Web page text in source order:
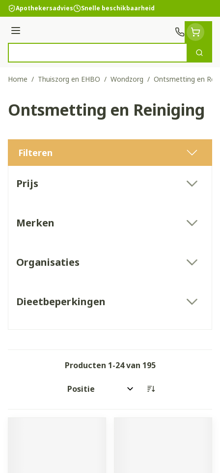
Ga naar de inhoud
Apothekersadvies Snelle beschikbaarheid
Menu
Zoek
Home / Thuiszorg en EHBO / Wondzorg / Ontsmetting en
Ontsmetting en Reiniging
Filteren
Prijs
Merken
Organisaties
Dieetbeperkingen
Producten 1-24van 195
Sorteer op: